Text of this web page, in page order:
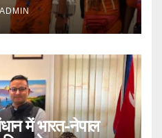
ADMIN
में भारत-नेपाल